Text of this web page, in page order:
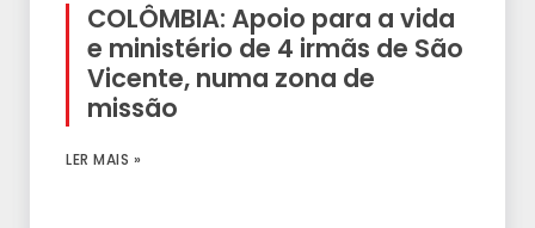
COLÔMBIA: Apoio para a vida
e ministério de 4 irmãs de São
Vicente, numa zona de
missão
LER MAIS »